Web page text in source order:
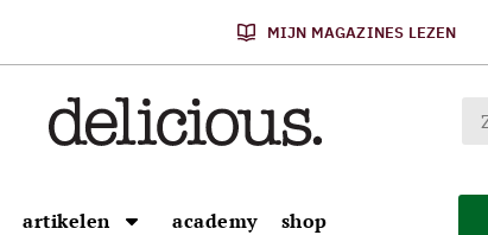
MIJN MAGAZINES LEZEN
artikelen academy shop